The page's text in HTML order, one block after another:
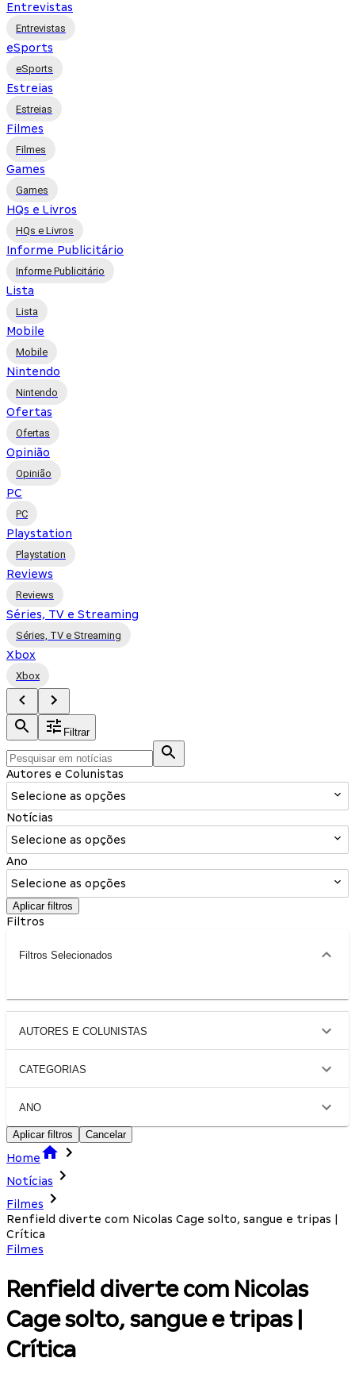
Entrevistas
Entrevistas
eSports
eSports
Estreias
Estreias
Filmes
Filmes
Games
Games
HQs e Livros
HQs e Livros
Informe Publicitário
Informe Publicitário
Lista
Lista
Mobile
Mobile
Nintendo
Nintendo
Ofertas
Ofertas
Opinião
Opinião
PC
PC
Playstation
Playstation
Reviews
Reviews
Séries, TV e Streaming
Séries, TV e Streaming
Xbox
Xbox
Filtrar
Autores e Colunistas
Selecione as opções
Notícias
Selecione as opções
Ano
Selecione as opções
Aplicar filtros
Filtros
Filtros Selecionados
AUTORES E COLUNISTAS
CATEGORIAS
ANO
Aplicar filtros Cancelar
Home
Notícias
Filmes
Renfield diverte com Nicolas Cage solto, sangue e tripas |
Crítica
Filmes
Renfield diverte com Nicolas
Cage solto, sangue e tripas |
Crítica